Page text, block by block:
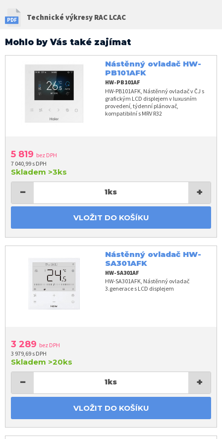
Technické výkresy RAC LCAC
Mohlo by Vás také zajímat
Nástěnný ovladač HW-
PB101AFK
HW-PB101AF
HW-PB101AFK, Nástěnný ovladač v ČJ s
grafickým LCD displejem v luxusním
provedení, týdenní plánovač,
kompatibilní s MRV R32
5 819 bez DPH
7 040,99 s DPH
Skladem >3ks
− 1ks +
VLOŽIT DO KOŠÍKU
Nástěnný ovladač HW-
SA301AFK
HW-SA301AF
HW-SA301AFK, Nástěnný ovladač
3.generace s LCD displejem
3 289 bez DPH
3 979,69 s DPH
Skladem >20ks
− 1ks +
VLOŽIT DO KOŠÍKU